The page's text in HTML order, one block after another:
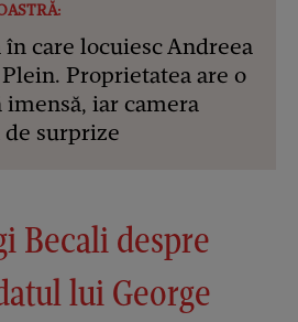
în care locuiesc Andreea
Proprietatea are o
imensă, iar camera
surprize
Becali despre
lui George